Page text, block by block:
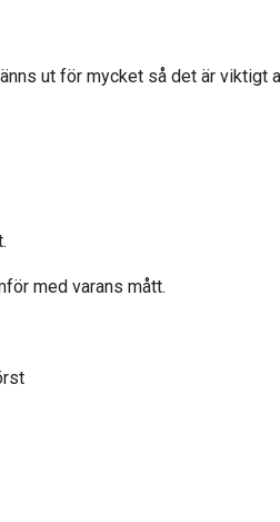
ut för mycket så det är
med varans mått.